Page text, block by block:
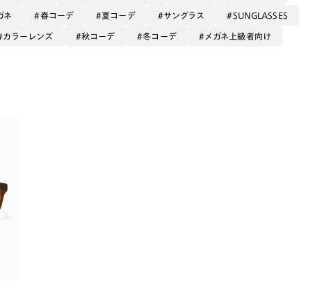
目を惹きます。
ネ 春コーデ 夏コーデ サングラス SUNGLASSES
カラーレンズ 秋コーデ 冬コーデ メガネ上級者向け